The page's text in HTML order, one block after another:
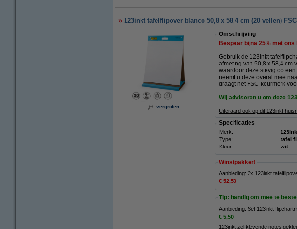
123inkt tafelflipover blanco 50,8 x 58,4 cm (20 vellen)
vergroten
Omschrijving
Bespaar bijna 25% met ons
Gebruik de 123inkt
afmeting van 50,8 x 58,4 cm
waardoor deze stevig op
neemt u deze overal mee
draagt het FSC-keurmerk
Wij adviseren u om deze
Uiteraard ook op dit 123inkt
Specificaties
Merk:
Type:
tafel
Kleur:
wit
Winstpakker!
Aanbieding: 3x 123inkt
€ 52,50
Tip: handig om mee te
Aanbieding: Set 123inkt
€ 5,50
123inkt zelfklevende notes